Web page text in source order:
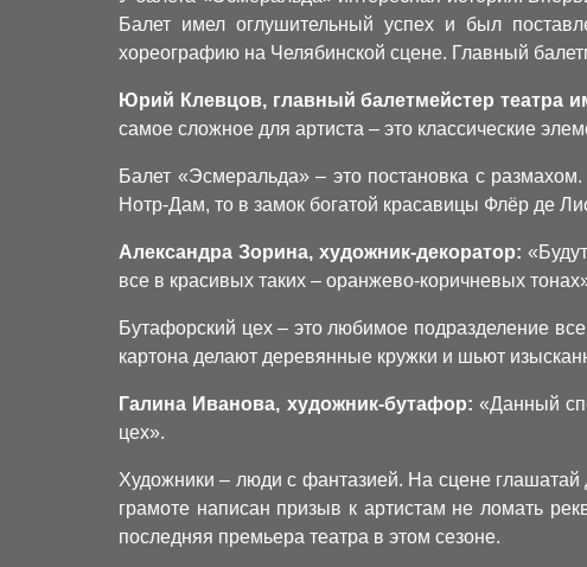
Балет имел оглушительный успех и был
хореографию на Челябинской сцене. Главный
Юрий Клевцов, главный балетмейстер театра
самое сложное для артиста – это классические
Балет «Эсмеральда» – это постановка с
Нотр-Дам, то в замок богатой красавицы Флёр де
Александра Зорина, художник-декоратор:
все в красивых таких – оранжево-коричневых
Бутафорский цех – это любимое подразделение
картона делают деревянные кружки и шьют
Галина Иванова, художник-бутафор: «Данный
цех».
Художники – люди с фантазией. На сцене
грамоте написан призыв к артистам не ломать
последняя премьера театра в этом сезоне.